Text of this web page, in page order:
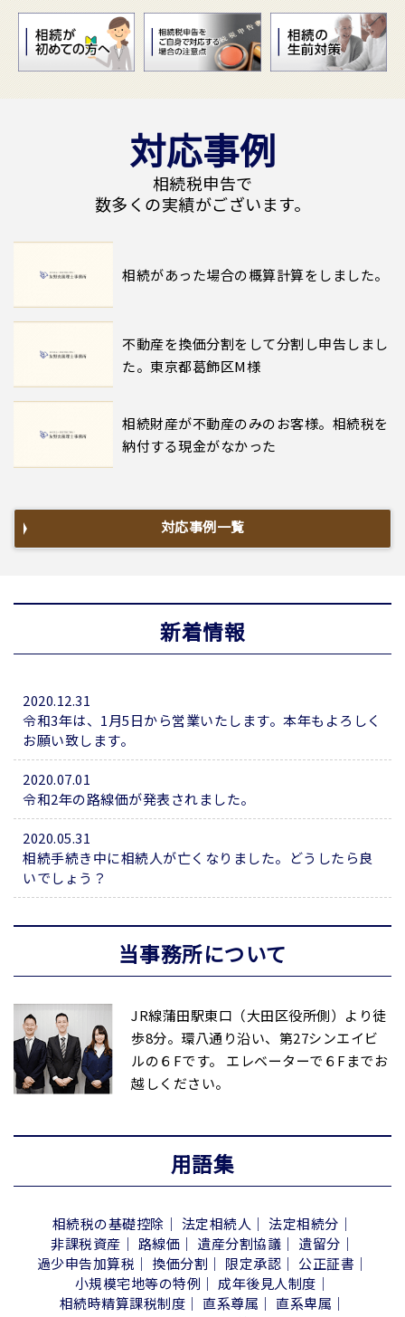
対応事例
相続税申告で
数多くの実績がございます。
相続があった場合の概算計算をしました。
不動産を換価分割をして分割し申告しまし
た。東京都葛飾区M様
相続財産が不動産のみのお客様。相続税を
納付する現金がなかった
対応事例一覧
新着情報
2020.12.31
令和3年は、1月5日から営業いたします。本年もよろしく
お願い致します。
2020.07.01
令和2年の路線価が発表されました。
2020.05.31
相続手続き中に相続人が亡くなりました。どうしたら良
いでしょう？
当事務所について
JR線蒲田駅東口（大田区役所側）より徒
歩8分。環八通り沿い、第27シンエイビ
ルの６Fです。 エレベーターで６Fまでお
越しください。
用語集
相続税の基礎控除 法定相続人
法定相続分
非課税資産
路線価 遺産分割協議
遺留分
過少申告加算税
換価分割 限定承認
公正証書
小規模宅地等の特例
成年後見人制度
相続時精算課税制度
直系尊属
直系卑属